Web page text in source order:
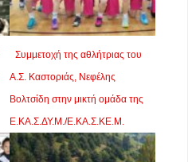
Συμμετοχή της αθλήτριας του
Α.Σ. Καστοριάς, Νεφέλης
Βολτσίδη στην μικτή ομάδα της
Ε.ΚΑ.Σ.ΔΥ.Μ./Ε.ΚΑ.Σ.ΚΕ.Μ.